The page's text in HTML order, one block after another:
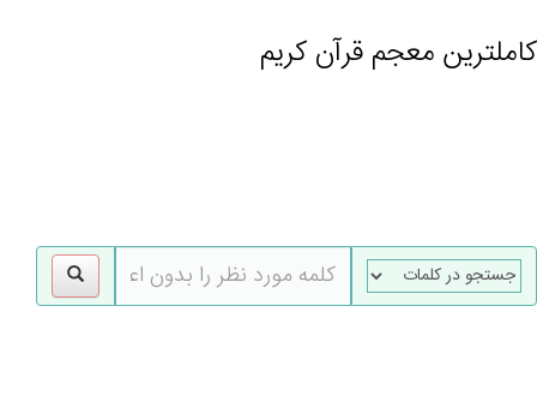
کاملترین معجم قرآن کریم